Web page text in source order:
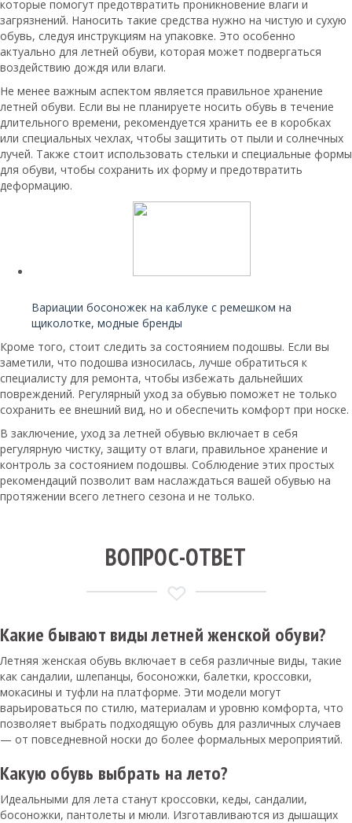
которые помогут предотвратить проникновение влаги и
загрязнений. Наносить такие средства нужно на чистую и сухую
обувь, следуя инструкциям на упаковке. Это особенно
актуально для летней обуви, которая может подвергаться
воздействию дождя или влаги.
Не менее важным аспектом является правильное хранение
летней обуви. Если вы не планируете носить обувь в течение
длительного времени, рекомендуется хранить ее в коробках
или специальных чехлах, чтобы защитить от пыли и солнечных
лучей. Также стоит использовать стельки и специальные формы
для обуви, чтобы сохранить их форму и предотвратить
деформацию.
Вариации босоножек на каблуке с ремешком на
щиколотке, модные бренды
Кроме того, стоит следить за состоянием подошвы. Если вы
заметили, что подошва износилась, лучше обратиться к
специалисту для ремонта, чтобы избежать дальнейших
повреждений. Регулярный уход за обувью поможет не только
сохранить ее внешний вид, но и обеспечить комфорт при носке.
В заключение, уход за летней обувью включает в себя
регулярную чистку, защиту от влаги, правильное хранение и
контроль за состоянием подошвы. Соблюдение этих простых
рекомендаций позволит вам наслаждаться вашей обувью на
протяжении всего летнего сезона и не только.
ВОПРОС-ОТВЕТ
Какие бывают виды летней женской обуви?
Летняя женская обувь включает в себя различные виды, такие
как сандалии, шлепанцы, босоножки, балетки, кроссовки,
мокасины и туфли на платформе. Эти модели могут
варьироваться по стилю, материалам и уровню комфорта, что
позволяет выбрать подходящую обувь для различных случаев
— от повседневной носки до более формальных мероприятий.
Какую обувь выбрать на лето?
Идеальными для лета станут кроссовки, кеды, сандалии,
босоножки, пантолеты и мюли. Изготавливаются из дышащих